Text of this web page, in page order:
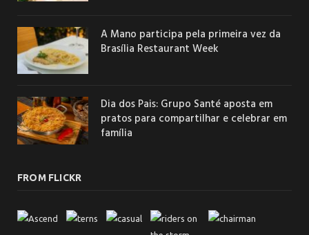
A Mano participa pela primeira vez da
Brasília Restaurant Week
Dia dos Pais: Grupo Santé aposta em
pratos para compartilhar e celebrar em
família
FROM FLICKR